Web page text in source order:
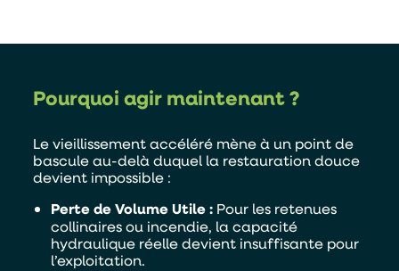
Je souhaite être contacter par :
Téléphone Mail
Alternative:
Pourquoi agir maintenant ?
Le vieillissement accéléré mène à un point de
bascule au-delà duquel la restauration douce
devient impossible :
Perte de Volume Utile : Pour les retenues
collinaires ou incendie, la capacité
hydraulique réelle devient insuffisante pour
l’exploitation.